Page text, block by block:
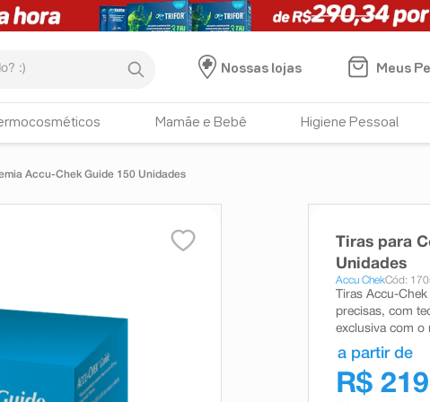
Nossas lojas
Meus
Mamãe e Bebê Higiene Pessoal
Accu-Chek Guide 150 Unidades
Tiras para
Unidades
Accu ChekCód:
Tiras Accu-
precisas, com
exclusiva com o
a partir de
R$